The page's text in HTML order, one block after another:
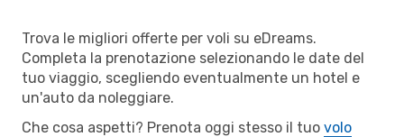
Trova le migliori offerte per voli su eDreams.
Completa la prenotazione selezionando le date del
tuo viaggio, scegliendo eventualmente un hotel e
un'auto da noleggiare.
Che cosa aspetti? Prenota oggi stesso il tuo volo